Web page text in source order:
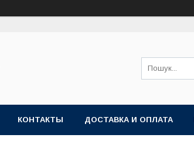
КОНТАКТЫ ДОСТАВКА И ОПЛАТА